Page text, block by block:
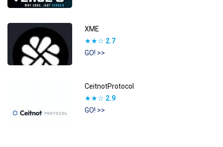
XME
★★☆ 2.7
GO! >>
CeitnotProtocol
★★☆ 2.9
GO! >>